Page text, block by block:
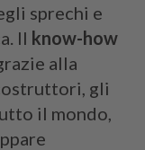
sprechi e
Il know-how
alla
gli
il mondo,